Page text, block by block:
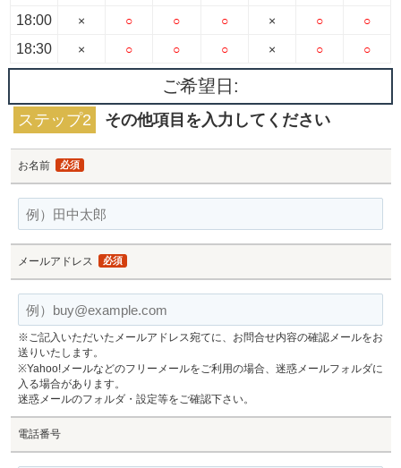
18:00
18:30
×
×
○
○
○
○
○
○
×
×
○
○
○
○
ご希望日:
ステップ2 その他項目を入力してください
お名前 必須
メールアドレス 必須
※ご記入いただいたメールアドレス宛てに、お問合せ内容の確認メールをお
送りいたします。
※Yahoo!メールなどのフリーメールをご利用の場合、迷惑メールフォルダに
入る場合があります。
迷惑メールのフォルダ・設定等をご確認下さい。
電話番号